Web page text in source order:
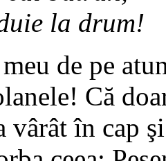
la drum!
de pe
Că
în cap